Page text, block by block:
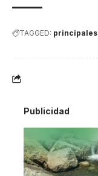
TAGGED: principales
Publicidad